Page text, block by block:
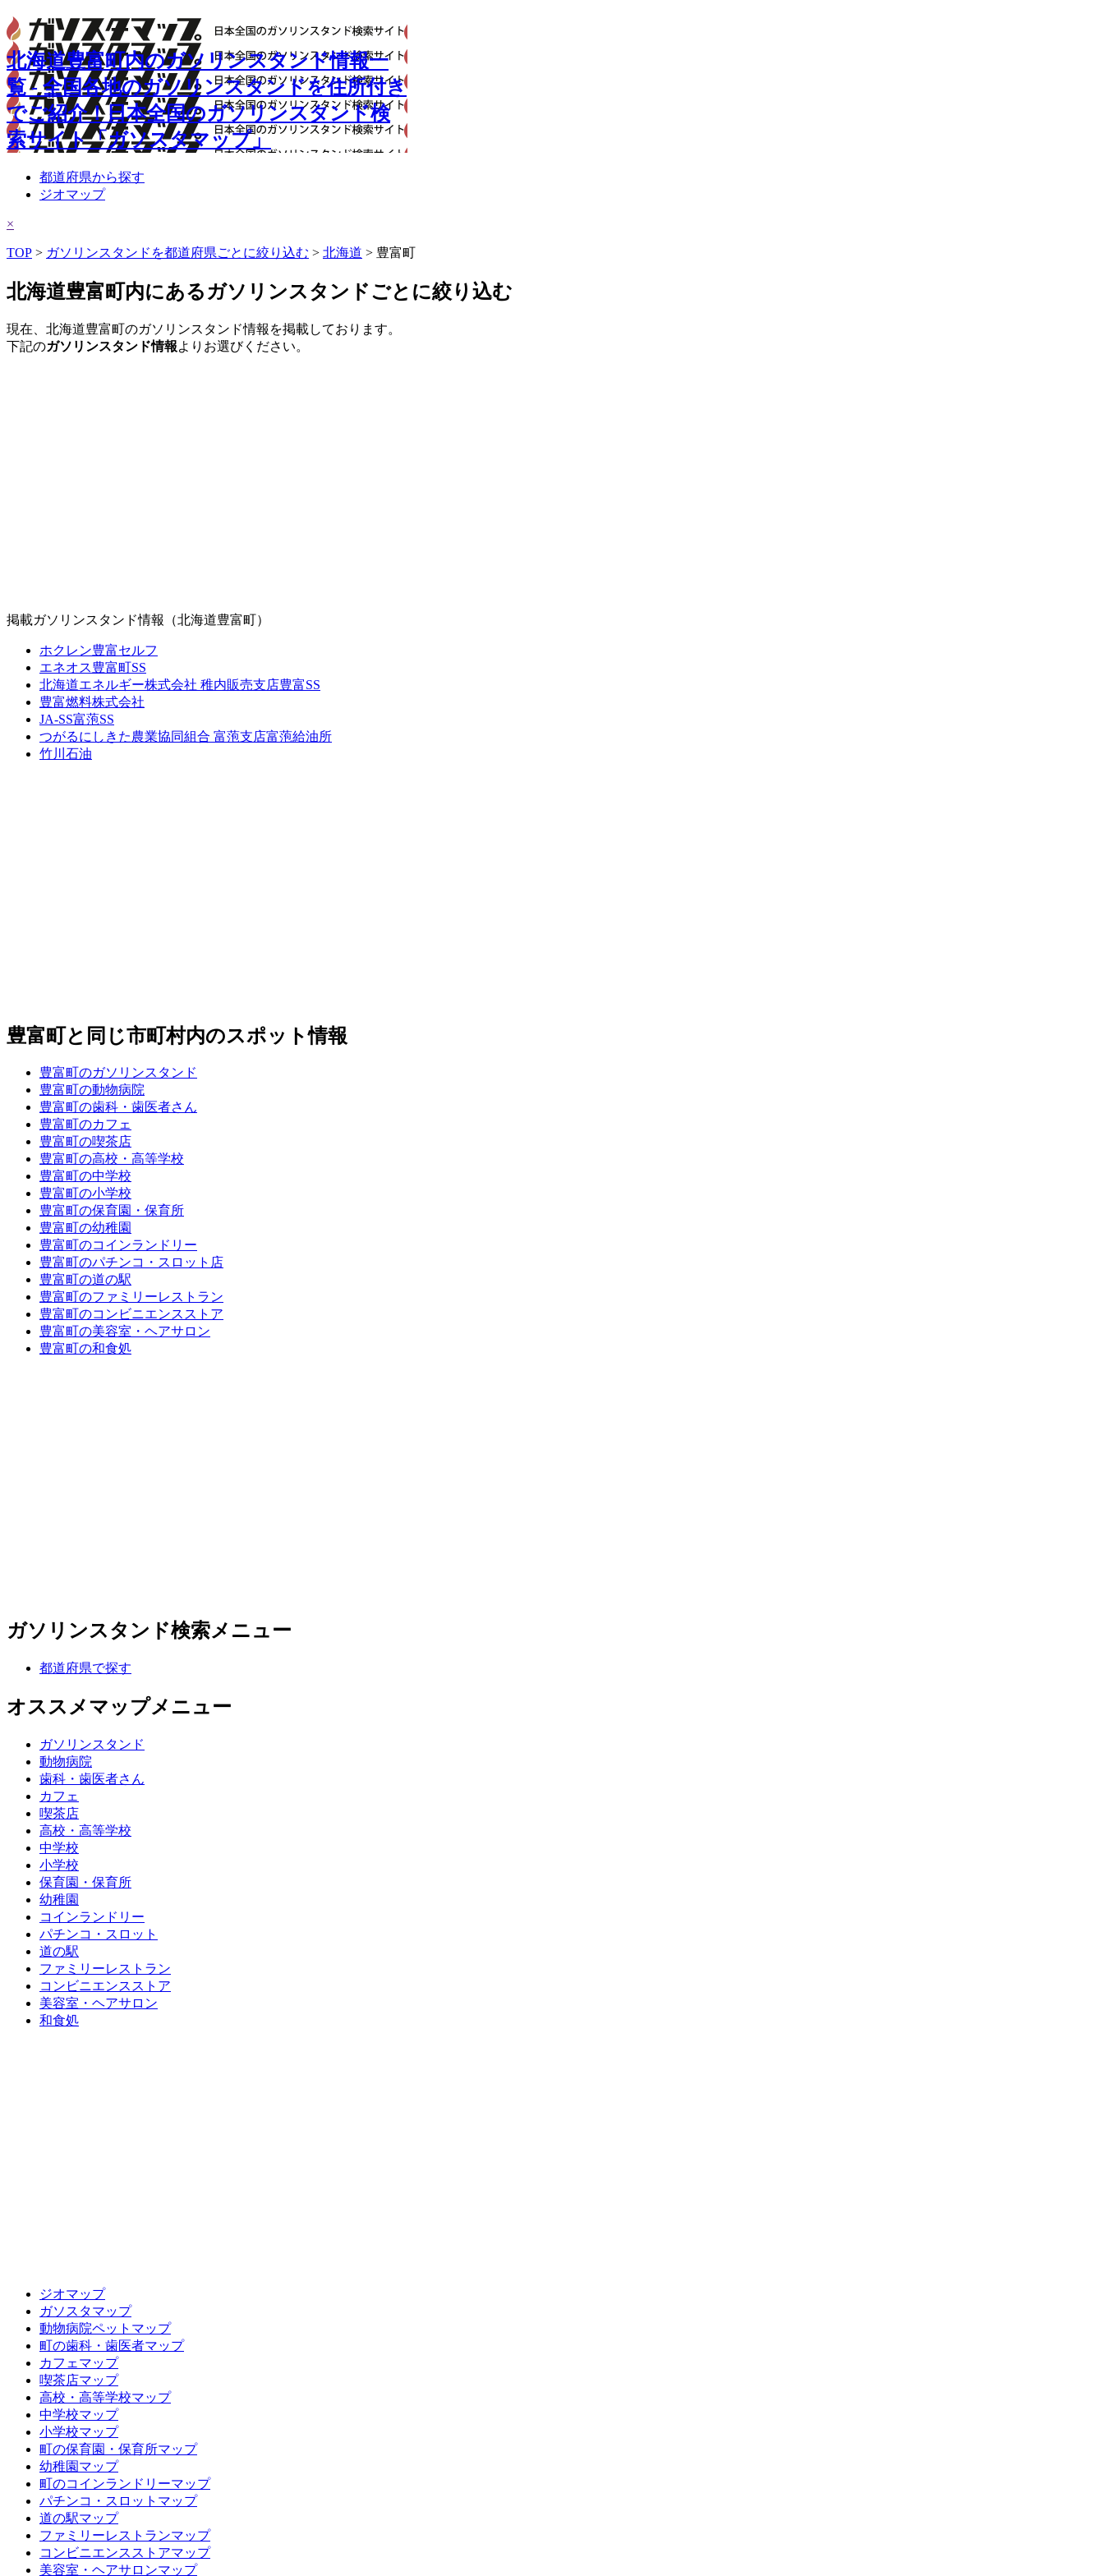
北海道豊富町内のガソリンスタンド情報一
覧 - 全国各地のガソリンスタンドを住所付き
でご紹介！日本全国のガソリンスタンド検
索サイト「ガソスタマップ」
都道府県から探す
ジオマップ
×
TOP > ガソリンスタンドを都道府県ごとに絞り込む > 北海道 > 豊富町
北海道豊富町内にあるガソリンスタンドごとに絞り込む
現在、北海道豊富町のガソリンスタンド情報を掲載しております。
下記のガソリンスタンド情報よりお選びください。
掲載ガソリンスタンド情報（北海道豊富町）
ホクレン豊富セルフ
エネオス豊富町SS
北海道エネルギー株式会社 稚内販売支店豊富SS
豊富燃料株式会社
JA-SS富萢SS
つがるにしきた農業協同組合 富萢支店富萢給油所
竹川石油
豊富町と同じ市町村内のスポット情報
豊富町のガソリンスタンド
豊富町の動物病院
豊富町の歯科・歯医者さん
豊富町のカフェ
豊富町の喫茶店
豊富町の高校・高等学校
豊富町の中学校
豊富町の小学校
豊富町の保育園・保育所
豊富町の幼稚園
豊富町のコインランドリー
豊富町のパチンコ・スロット店
豊富町の道の駅
豊富町のファミリーレストラン
豊富町のコンビニエンスストア
豊富町の美容室・ヘアサロン
豊富町の和食処
ガソリンスタンド検索メニュー
都道府県で探す
オススメマップメニュー
ガソリンスタンド
動物病院
歯科・歯医者さん
カフェ
喫茶店
高校・高等学校
中学校
小学校
保育園・保育所
幼稚園
コインランドリー
パチンコ・スロット
道の駅
ファミリーレストラン
コンビニエンスストア
美容室・ヘアサロン
和食処
ジオマップ
ガソスタマップ
動物病院ペットマップ
町の歯科・歯医者マップ
カフェマップ
喫茶店マップ
高校・高等学校マップ
中学校マップ
小学校マップ
町の保育園・保育所マップ
幼稚園マップ
町のコインランドリーマップ
パチンコ・スロットマップ
道の駅マップ
ファミリーレストランマップ
コンビニエンスストアマップ
美容室・ヘアサロンマップ